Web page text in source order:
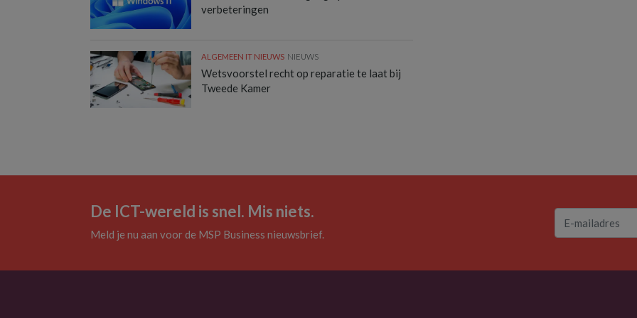
verbeteringen
ALGEMEEN IT NIEUWS NIEUWS
Wetsvoorstel recht op reparatie te laat bij
Tweede Kamer
De ICT-wereld is snel. Mis niets.
Meld je nu aan voor de MSP Business nieuwsbrief.